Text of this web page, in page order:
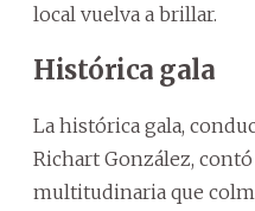
local vuelva a brillar.
Histórica gala
La histórica gala,
Richart González,
multitudinaria que